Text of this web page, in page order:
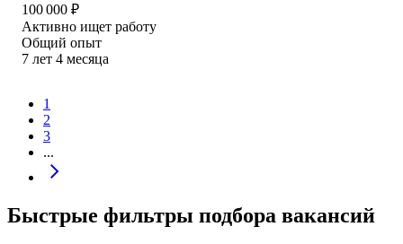
100 000 ₽
Активно ищет работу
Общий опыт
7 лет 4 месяца
1
2
3
...
Быстрые фильтры подбора вакансий